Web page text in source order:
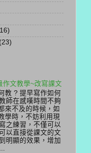
(23)
作文教學~改寫課文
教 ? 提早寫作如何
師在感嘆時間不夠
來不及的時候，如
學時，不妨利用現
之練習，不僅可以
以直接從課文的文
明顯的效果，增加